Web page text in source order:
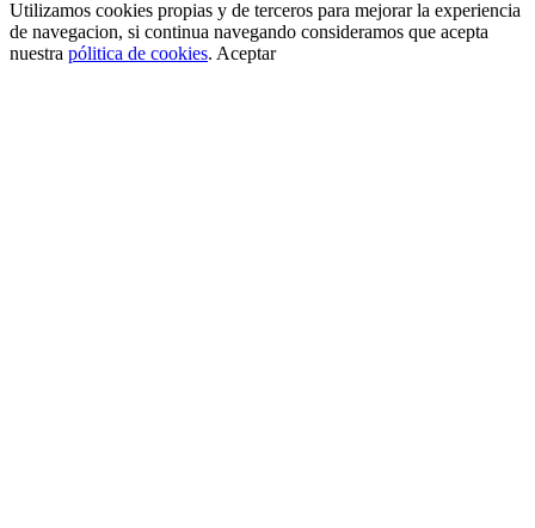
Utilizamos cookies propias y de terceros para mejorar la experiencia
de navegacion, si continua navegando consideramos que acepta
nuestra pólitica de cookies. Aceptar